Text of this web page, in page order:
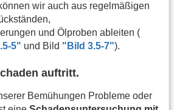
wir auch aus regelmäßigen
und Ölproben ableiten (
5" und Bild "Bild 3.5-7").
auftritt.
Bemühungen Probleme oder